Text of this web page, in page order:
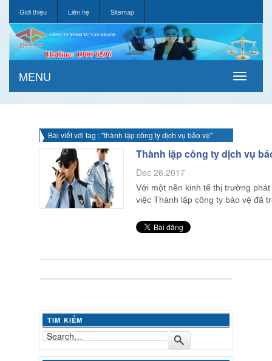
Giới thiệu Liên hệ Sitemap
MENU
Bài viết với tag : "thành lập công ty dịch vụ bảo vệ"
Thành lập công ty dịch vụ
Dec 26,2017
Với một nền kinh tế thị trường
việc Thành lập công ty bảo vệ đã
TIM KIẾM